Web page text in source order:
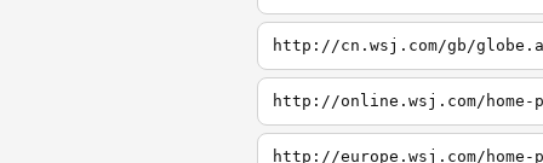
http://cn.wsj.com/gb/
http://online.wsj.com/home-
http://europe.wsj.com/home-